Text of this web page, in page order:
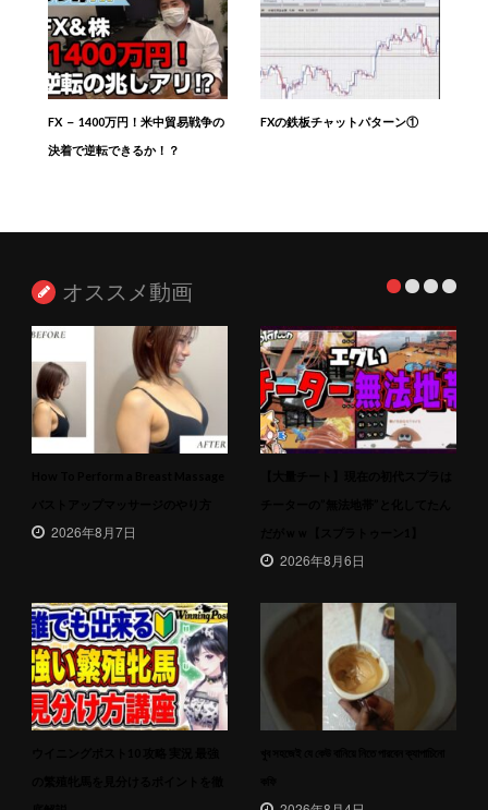
FX － 1400万円！米中貿易戦争の
決着で逆転できるか！？
FXの鉄板チャットパターン①
オススメ動画
2026年8月7日
2026年8月6日